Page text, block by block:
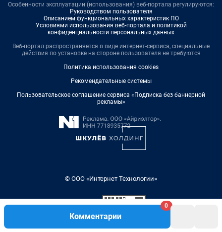
Комментарии
0
Особенности эксплуатации (использования) веб-портала регулируются:
Руководством пользователя
Описанием функциональных характеристик ПО
Условиями использования веб-портала и политикой
конфиденциальности персональных данных
Веб-портал распространяется в виде интернет-сервиса, специальные
действия по установке на стороне пользователя не требуются
Политика использования cookies
Рекомендательные системы
Пользовательское соглашение сервиса «Подписка без баннерной
рекламы»
© ООО «Интернет Технологии»